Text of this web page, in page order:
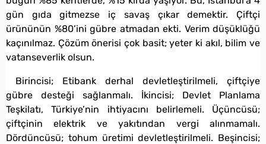
gün gıda gitmezse iç savaş çıkar demektir. Çiftçi
ürününün %80’ini gübre atmadan ekti. Verim düşüklüğü
kaçınılmaz. Çözüm önerisi çok basit; yeter ki akıl, bilim ve
vatanseverlik olsun.
Birincisi; Etibank derhal devletleştirilmeli, çiftçiye
gübre desteği sağlanmalı. İkincisi; Devlet Planlama
Teşkilatı, Türkiye’nin ihtiyacını belirlemeli. Üçüncüsü;
çiftçinin elektrik ve yakıtından vergi alınmamalı.
Dördüncüsü; tohum üretimi devletleştirilmeli. Beşincisi;